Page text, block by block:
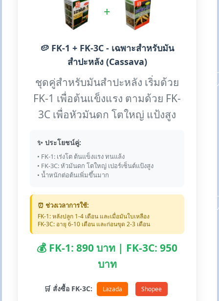
+
🥔 FK-1 + FK-3C - เฉพาะสำหรับมัน
สำปะหลัง (Cassava)
ชุดคู่สำหรับมันสำปะหลัง เริ่มด้วย
FK-1 เพื่อต้นแข็งแรง ตามด้วย FK-
3C เพื่อหัวมันดก โตใหญ่ แป้งสูง
✨ ประโยชน์คู่:
• FK-1: เร่งโต ต้นแข็งแรง ทนแล้ง
• FK-3C: หัวมันดก โตใหญ่ เปอร์เซ็นต์แป้งสูง
• น้ำหนักต่อต้นเพิ่มขึ้นมาก
⏰ ช่วงเวลาการใช้:
FK-1: หลังปลูก 1-4 เดือน และเมื่อมันใบเหลือง
FK-3C: อายุ 6-10 เดือน และก่อนขุด 2-3 เดือน
💰 FK-1: 890 บาท | FK-3C: 950
บาท
🛒 สั่งซื้อ FK-3C: Lazada Shopee